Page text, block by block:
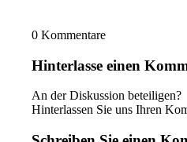
0 Kommentare
Hinterlasse einen
An der Diskussion beteiligen?
Hinterlassen Sie uns Ihren